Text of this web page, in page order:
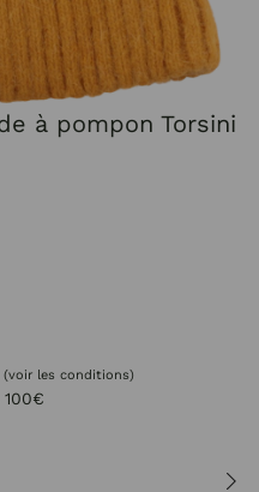
à pompon Torsini
(voir les conditions)
100€